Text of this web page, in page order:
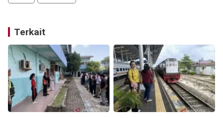
Terkait